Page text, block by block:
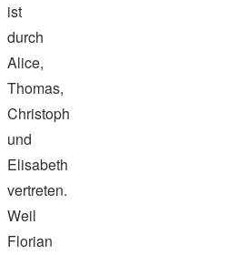
ist
durch
Alice,
Thomas,
Christoph
und
Elisabeth
vertreten.
Weil
Florian